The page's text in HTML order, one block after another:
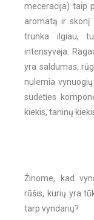
meceracija) taip
aromatą ir skonį
trunka ilgiau,
intensyvėja.
yra saldumas,
nulemia
sudėties
kiekis, taninų
Žinome, kad
rūšis, kurių yra
tarp vyndarių?